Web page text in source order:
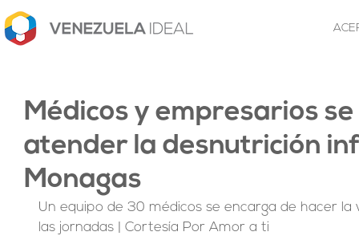
Médicos y empresarios
atender la desnutrición
Monagas
Un equipo de 30 médicos se encarga de hacer
las jornadas | Cortesía Por Amor a ti